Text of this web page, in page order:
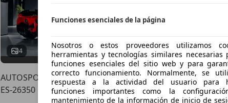
4 01/2024 10 km
AUTOSPORT CENICERO
ES-26350 CENICERO
Funciones esenciales de la página
Nosotros o estos proveedores utilizamos
herramientas y tecnologías similares necesarias
funciones esenciales del sitio web y para
correcto funcionamiento. Normalmente, se
respuesta a la actividad del usuario para
funciones importantes como la
mantenimiento de la información de inicio de